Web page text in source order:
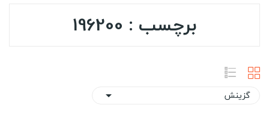
برچسب : 196200
گزینش 